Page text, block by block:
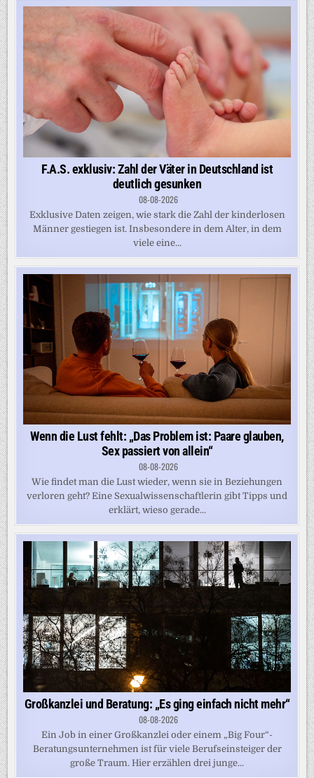
F.A.S. exklusiv: Zahl der Väter in Deutschland ist
deutlich gesunken
08-08-2026
Exklusive Daten zeigen, wie stark die Zahl der kinderlosen
Männer gestiegen ist. Insbesondere in dem Alter, in dem
viele eine...
Wenn die Lust fehlt: „Das Problem ist: Paare glauben,
Sex passiert von allein“
08-08-2026
Wie findet man die Lust wieder, wenn sie in Beziehungen
verloren geht? Eine Sexualwissenschaftlerin gibt Tipps und
erklärt, wieso gerade...
Großkanzlei und Beratung: „Es ging einfach nicht mehr“
08-08-2026
Ein Job in einer Großkanzlei oder einem „Big Four“-
Beratungsunternehmen ist für viele Berufseinsteiger der
große Traum. Hier erzählen drei junge...